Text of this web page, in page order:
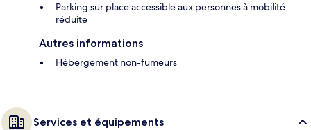
Parking sur place accessible aux personnes à mobilité
réduite
Autres informations
Hébergement non-fumeurs
Services et équipements